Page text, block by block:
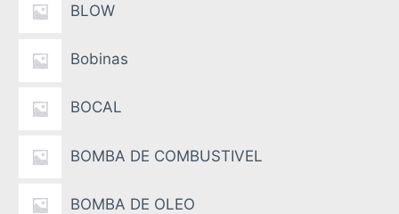
BLOW
Bobinas
BOCAL
BOMBA DE COMBUSTIVEL
BOMBA DE OLEO